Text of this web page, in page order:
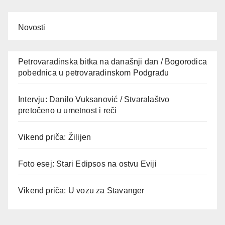
Novosti
Petrovaradinska bitka na današnji dan / Bogorodica
pobednica u petrovaradinskom Podgrađu
Intervju: Danilo Vuksanović / Stvaralaštvo
pretočeno u umetnost i reči
Vikend priča: Žilijen
Foto esej: Stari Edipsos na ostvu Eviji
Vikend priča: U vozu za Stavanger